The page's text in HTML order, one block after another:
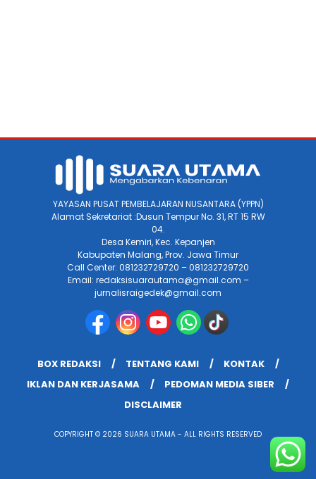
YAYASAN PUSAT PEMBELAJARAN NUSANTARA (YPPN)
Alamat Sekretariat :Dusun Tempur No. 31, RT 15 RW
04.
Desa Kemiri, Kec. Kepanjen
Kabupaten Malang, Prov. Jawa Timur
Call Center: 081232729720 – 081232729720
Email: redaksisuarautama@gmail.com –
jurnalisraigedek@gmail.com
BOX REDAKSI TENTANG KAMI
KONTAK
IKLAN DAN KERJASAMA
PEDOMAN MEDIA SIBER
DISCLAIMER
COPYRIGHT © 2026 SUARA UTAMA - ALL RIGHTS RESERVED